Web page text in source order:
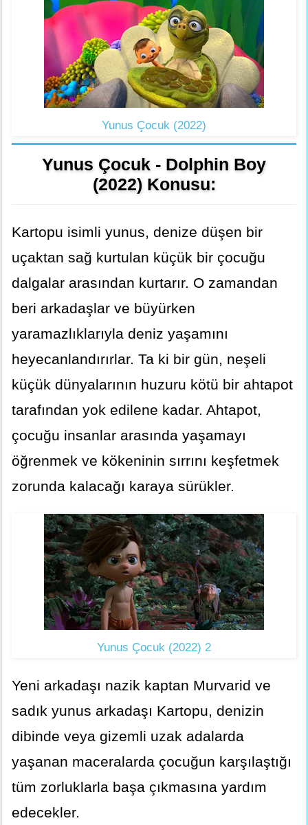
Yunus Çocuk (2022)
Yunus Çocuk - Dolphin Boy
(2022) Konusu:
Kartopu isimli yunus, denize düşen bir
uçaktan sağ kurtulan küçük bir çocuğu
dalgalar arasından kurtarır. O zamandan
beri arkadaşlar ve büyürken
yaramazlıklarıyla deniz yaşamını
heyecanlandırırlar. Ta ki bir gün, neşeli
küçük dünyalarının huzuru kötü bir ahtapot
tarafından yok edilene kadar. Ahtapot,
çocuğu insanlar arasında yaşamayı
öğrenmek ve kökeninin sırrını keşfetmek
zorunda kalacağı karaya sürükler.
Yunus Çocuk (2022) 2
Yeni arkadaşı nazik kaptan Murvarid ve
sadık yunus arkadaşı Kartopu, denizin
dibinde veya gizemli uzak adalarda
yaşanan maceralarda çocuğun karşılaştığı
tüm zorluklarla başa çıkmasına yardım
edecekler.